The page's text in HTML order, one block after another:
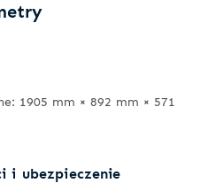
1905 mm × 892 mm × 571
i ubezpieczenie